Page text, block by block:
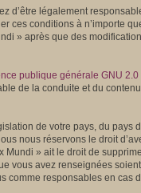
d’être légalement
ces conditions à n’importe
» après que des
publique générale GNU 2.0
de la conduite et du
de votre pays, du pays
nous réservons le droit
» ait le droit de
vous avez renseignées
comme responsables en cas